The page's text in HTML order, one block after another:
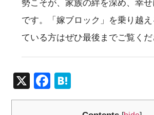
勢こそが、家族の絆を深め、幸
です。「嫁ブロック」を乗り越
ている方はぜひ最後までご覧くだ
X
F
a
at